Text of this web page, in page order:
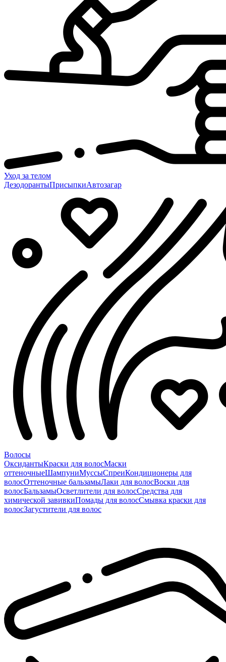
Уход за телом
ДезодорантыПрисыпкиАвтозагар
Волосы
ОксидантыКраски для волосМаски
оттеночныеШампуниМуссыСпреиКондиционеры для
волосОттеночные бальзамыЛаки для волосВоски для
волосБальзамыОсветлители для волосСредства для
химической завивкиПомады для волосСмывка краски для
волосЗагустители для волос